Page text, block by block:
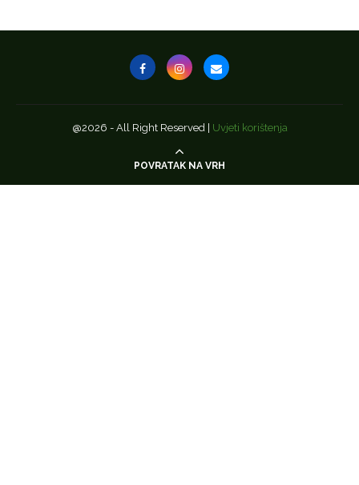
@2026 - All Right Reserved | Uvjeti korištenja
POVRATAK NA VRH